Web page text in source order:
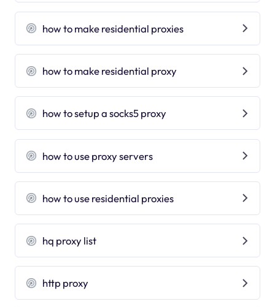
how to make residential proxies
how to make residential proxy
how to setup a socks5 proxy
how to use proxy servers
how to use residential proxies
hq proxy list
http proxy